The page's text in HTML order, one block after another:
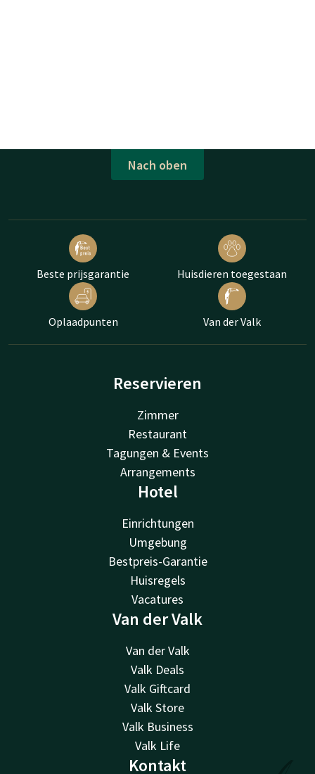
Nach oben
Beste prijsgarantie Huisdieren toegestaan
Oplaadpunten Van der Valk
Reservieren
Zimmer
Restaurant
Tagungen & Events
Arrangements
Hotel
Einrichtungen
Umgebung
Bestpreis-Garantie
Huisregels
Vacatures
Van der Valk
Van der Valk
Valk Deals
Valk Giftcard
Valk Store
Valk Business
Valk Life
Kontakt